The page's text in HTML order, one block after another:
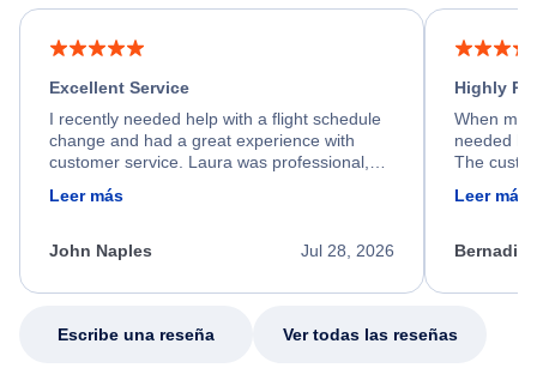
Excellent Service
I recently needed help with a flight schedule
change and had a great experience with
customer service. Laura was professional,
friendly, and very helpful throughout the
process. She quickly found a solution and
appreciate her excellent service.
Leer más
Jul 28, 2026
John Naples
Highly
When my
needed
The
calm,
my issue.
Leer más
Escribe una reseña Ver todas las reseñas